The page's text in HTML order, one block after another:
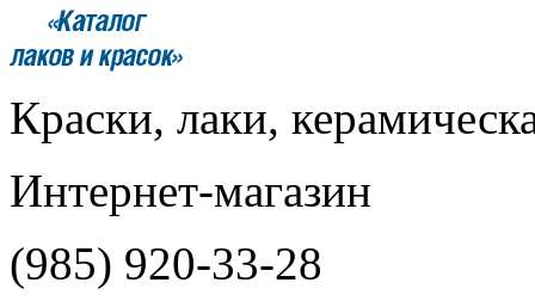
Краски, лаки,
Интернет-магазин
(985) 920-33-28